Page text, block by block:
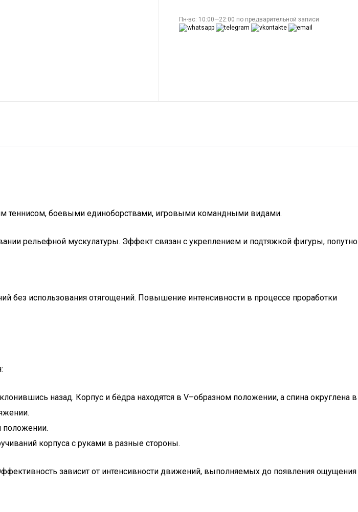
Пн-вс: 10:00—22:00 по предварительной записи
теннисом, боевыми единоборствами, игровыми командными видами.
рельефной мускулатуры. Эффект связан с укреплением и подтяжкой фигуры, попутно
без использования отягощений. Повышение интенсивности в процессе проработки
назад. Корпус и бёдра находятся в V–образном положении, а спина округлена в
положении.
корпуса с руками в разные стороны.
зависит от интенсивности движений, выполняемых до появления ощущения